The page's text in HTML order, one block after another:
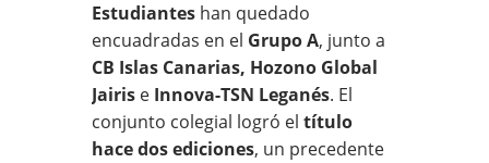
Estudiantes han quedado
encuadradas en el Grupo A, junto a
CB Islas Canarias, Hozono Global
Jairis e Innova-TSN Leganés. El
conjunto colegial logró el título
hace dos ediciones, un precedente